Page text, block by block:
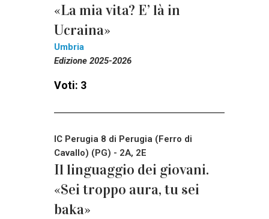
«La mia vita? E’ là in
Ucraina»
Umbria
Edizione 2025-2026
Voti: 3
IC Perugia 8 di Perugia (Ferro di
Cavallo) (PG) - 2A, 2E
Il linguaggio dei giovani.
«Sei troppo aura, tu sei
baka»